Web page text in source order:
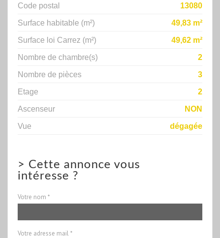
Code postal
13080
Surface habitable (m²)
49,83 m²
Surface loi Carrez (m²)
49,62 m²
Nombre de chambre(s)
2
Nombre de pièces
3
Etage
2
Ascenseur
NON
Vue
dégagée
> Cette annonce vous
intéresse ?
Votre nom *
Votre adresse mail *